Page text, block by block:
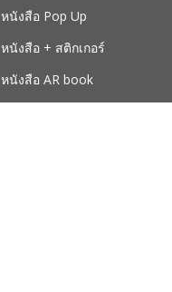
หนังสือ Pop Up
หนังสือ + สติกเกอร์
หนังสือ AR book